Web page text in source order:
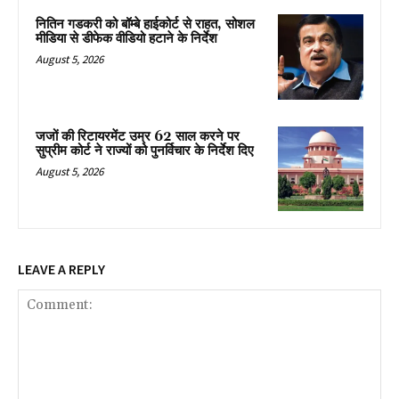
नितिन गडकरी को बॉम्बे हाईकोर्ट से राहत, सोशल
मीडिया से डीफेक वीडियो हटाने के निर्देश
August 5, 2026
जजों की रिटायरमेंट उम्र 62 साल करने पर
सुप्रीम कोर्ट ने राज्यों को पुनर्विचार के निर्देश दिए
August 5, 2026
LEAVE A REPLY